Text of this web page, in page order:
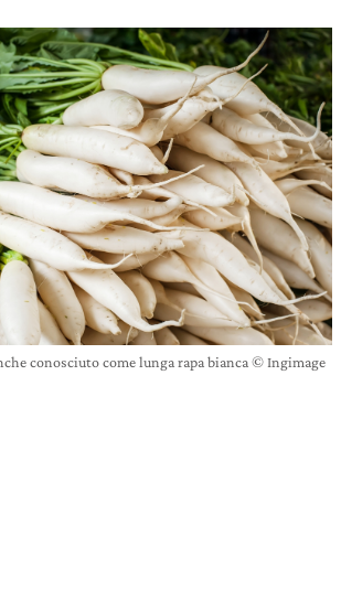
conosciuto come lunga rapa bianca © Ingimage